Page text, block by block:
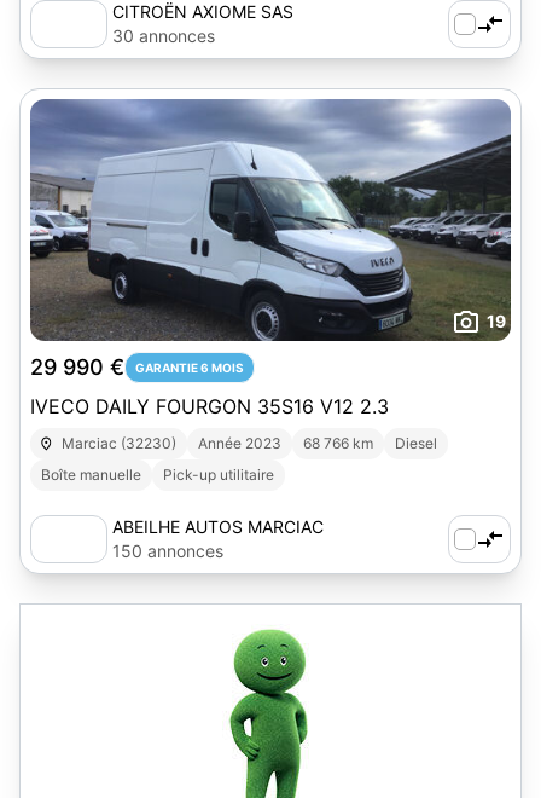
CITROËN AXIOME SAS
30 annonces
19
29 990 € GARANTIE 6 MOIS
IVECO DAILY FOURGON 35S16 V12 2.3
Marciac (32230) Année 2023 68 766 km
Diesel
Boîte manuelle
Pick-up utilitaire
ABEILHE AUTOS MARCIAC
150 annonces